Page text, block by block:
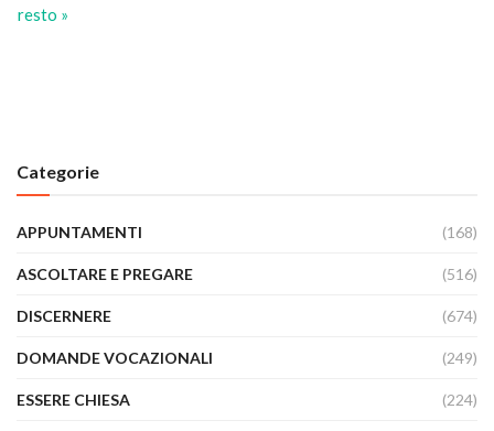
resto »
Categorie
APPUNTAMENTI (168)
ASCOLTARE E PREGARE (516)
DISCERNERE (674)
DOMANDE VOCAZIONALI (249)
ESSERE CHIESA (224)